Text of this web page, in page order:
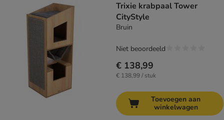
Trixie krabpaal Tower
CityStyle
Bruin
€ 138,99
€ 138,99 / stuk
Niet beoordeeld
Toevoegen aan
winkelwagen